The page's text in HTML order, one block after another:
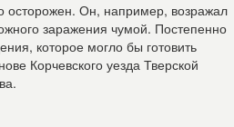
осторожен. Он, например, возражал
заражения чумой. Постепенно
которое могло бы готовить
Корчевского уезда Тверской